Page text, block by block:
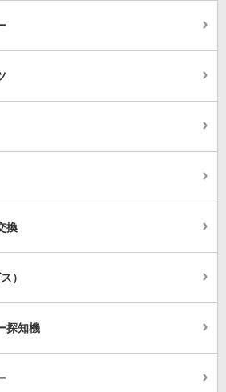
換
）
探知機